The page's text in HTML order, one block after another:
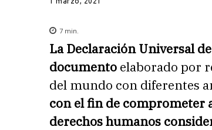
7 min.
La Declaración Universal
documento elaborado por
del mundo con diferentes
con el fin de comprometer
derechos humanos